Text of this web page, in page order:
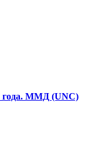
года. ММД (UNC)